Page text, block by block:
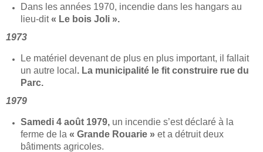
Dans les années 1970, incendie dans les hangars au
lieu-dit« Le bois Joli ».
1973
Le matériel devenant de plus en plus important, il fallait
un autre local . La municipalité le fit construire rue du
Parc.
1979
Samedi 4 août 1979, un incendie s’est déclaré à la
ferme de la « Grande Rouarie » et a détruit deux
bâtiments agricoles.